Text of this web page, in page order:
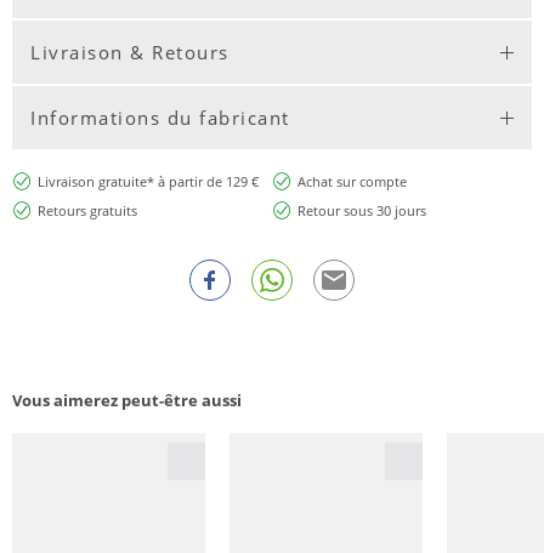
Livraison & Retours
Informations du fabricant
Livraison gratuite* à partir de 129 €
Achat sur compte
Retours gratuits
Retour sous 30 jours
Vous aimerez peut-être aussi